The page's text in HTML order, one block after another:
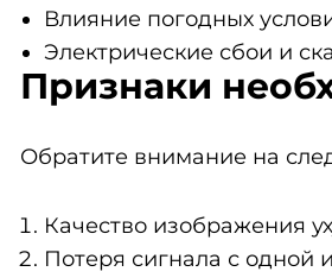
Влияние погодных
Электрические сбои и
Признаки
Обратите внимание на
Качество изображения
Потеря сигнала с одной